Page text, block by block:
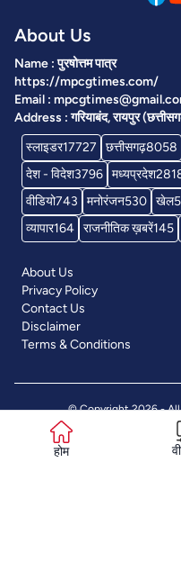
होम
About Us
Name : पुरषोत्तम पात्र
https://mpcgtimes.com/
Email :
Address : गरियाबंद, रायपुर
स्लाइडर17727 छत्तीसगढ़8058
देश - विदेश3796 मध्यप्रदेश
वीडियो743 मनोरंजन530 खेल
व्यापार164 राजनीतिक ख़बरें145
About Us
Privacy Policy
Contact Us
Disclaimer
Terms & Conditions
© Copyright 2026 -